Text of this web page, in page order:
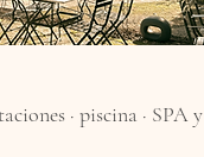
· piscina · SPA y